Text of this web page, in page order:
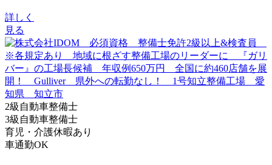
詳しく
見る
2級自動車整備士
3級自動車整備士
育児・介護休暇あり
車通勤OK